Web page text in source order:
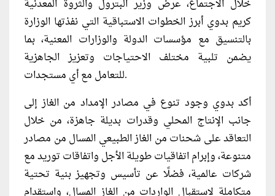
خلال الاجتماع، عرض وزير البترول والثروة المعدنية
كريم بدوي أبرز الخطوات الاستباقية التي نفذتها الوزارة
بالتنسيق مع مؤسسات الدولة والوزارات المعنية، بما
يضمن تلبية مختلف الاحتياجات وتعزيز الجاهزية
للتعامل مع أي مستجدات.
أكد بدوي وجود تنوع في مصادر الإمداد من الغاز إلى
جانب الإنتاج المحلي وقدرات بديلة جاهزة، من خلال
التعاقد على شحنات من الغاز الطبيعي المسال من مصادر
متنوعة، وإبرام اتفاقيات طويلة الأجل واتفاقات توريد مع
شركات عالمية، فضلًا عن تأسيس وتجهيز بنية تحتية